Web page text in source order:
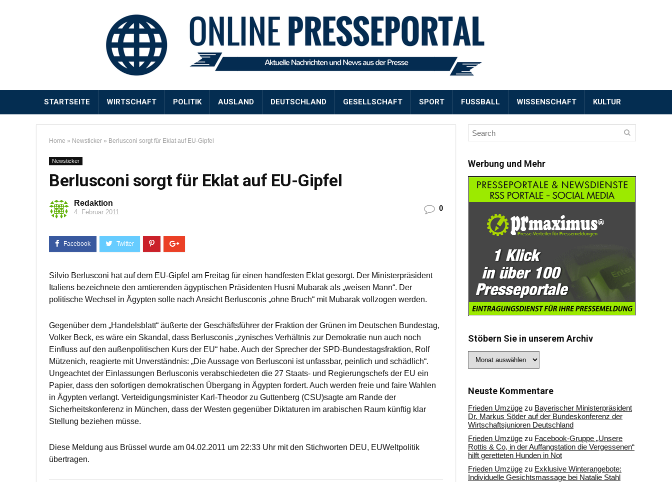
STARTSEITE WIRTSCHAFT POLITIK AUSLAND DEUTSCHLAND GESELLSCHAFT SPORT FUSSBALL WISSENSCHAFT KULTUR
Home » Newsticker » Berlusconi sorgt für Eklat auf EU-Gipfel
Newsticker
Berlusconi sorgt für Eklat auf EU-Gipfel
Redaktion
4. Februar 2011 0
Silvio Berlusconi hat auf dem EU-Gipfel am Freitag für einen handfesten Eklat gesorgt. Der Ministerpräsident
Italiens bezeichnete den amtierenden ägyptischen Präsidenten Husni Mubarak als „weisen Mann“. Der
politische Wechsel in Ägypten solle nach Ansicht Berlusconis „ohne Bruch“ mit Mubarak vollzogen werden.
Gegenüber dem „Handelsblatt“ äußerte der Geschäftsführer der Fraktion der Grünen im Deutschen Bundestag,
Volker Beck, es wäre ein Skandal, dass Berlusconis „zynisches Verhältnis zur Demokratie nun auch noch
Einfluss auf den außenpolitischen Kurs der EU“ habe. Auch der Sprecher der SPD-Bundestagsfraktion, Rolf
Mützenich, reagierte mit Unverständnis: „Die Aussage von Berlusconi ist unfassbar, peinlich und schädlich“.
Ungeachtet der Einlassungen Berlusconis verabschiedeten die 27 Staats- und Regierungschefs der EU ein
Papier, dass den sofortigen demokratischen Übergang in Ägypten fordert. Auch werden freie und faire Wahlen
in Ägypten verlangt. Verteidigungsminister Karl-Theodor zu Guttenberg (CSU)sagte am Rande der
Sicherheitskonferenz in München, dass der Westen gegenüber Diktaturen im arabischen Raum künftig klar
Stellung beziehen müsse.
Diese Meldung aus Brüssel wurde am 04.02.2011 um 22:33 Uhr mit den Stichworten DEU, EUWeltpolitik
übertragen.
Werbung und Mehr
Stöbern Sie in unserem Archiv
Sie
Archiv
Neuste Kommentare
Frieden Umzüge zu Bayerischer Ministerpräsident
Dr. Markus Söder auf der Bundeskonferenz der
Wirtschaftsjunioren Deutschland
Frieden Umzüge zu Facebook-Gruppe „Unsere
Rottis & Co, in der Auffangstation die Vergessenen“
hilft geretteten Hunden in Not
Frieden Umzüge zu Exklusive Winterangebote:
Individuelle Gesichtsmassage bei Natalie Stahl